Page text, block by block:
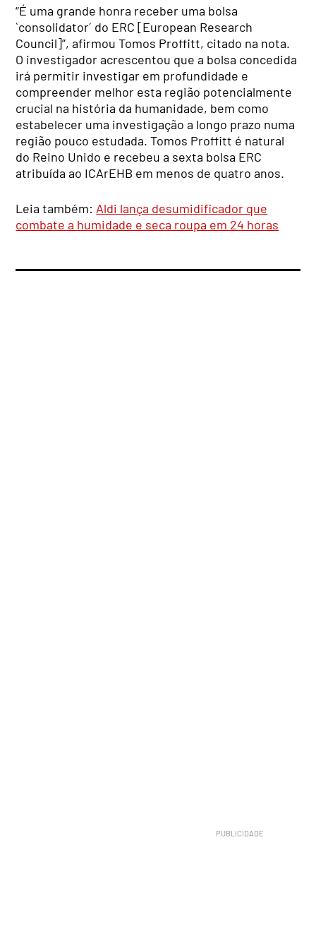
“É uma grande honra receber uma bolsa
`consolidator´ do ERC [European Research
Council]”, afirmou Tomos Proffitt, citado na nota.
O investigador acrescentou que a bolsa concedida
irá permitir investigar em profundidade e
compreender melhor esta região potencialmente
crucial na história da humanidade, bem como
estabelecer uma investigação a longo prazo numa
região pouco estudada. Tomos Proffitt é natural
do Reino Unido e recebeu a sexta bolsa ERC
atribuída ao ICArEHB em menos de quatro anos.
Leia também: Aldi lança desumidificador que
combate a humidade e seca roupa em 24 horas